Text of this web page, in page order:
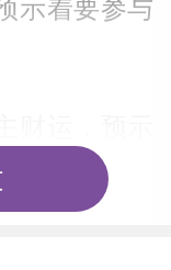
示着要参与
比较活络。
维，侃得卖